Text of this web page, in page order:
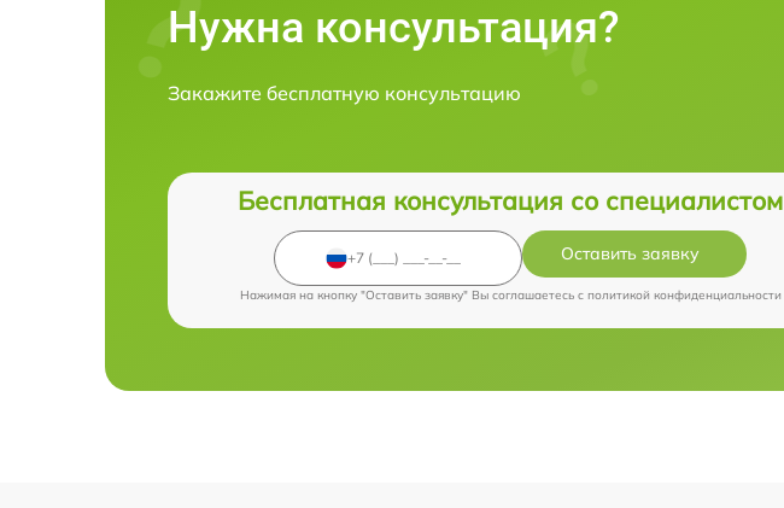
Нужна консультация?
Закажите бесплатную консультацию
Бесплатная консультация со специалистом
Оставить заявку
Нажимая на кнопку "Оставить заявку" Вы соглашаетесь c политикой конфиденциальности